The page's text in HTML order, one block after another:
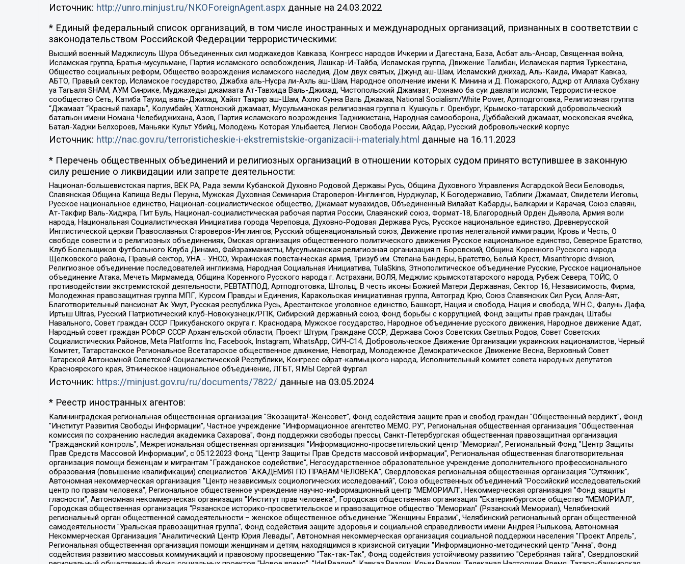
Источник: http://unro.minjust.ru/NKOForeignAgent.aspxданные на 24.03.2022
* Единый федеральный список организаций, в том числе иностранных и международных организаций, признанных в соответствии с
законодательством Российской Федерации террористическими:
Высший военный Маджлисуль Шура Объединенных сил моджахедов Кавказа, Конгресс народов Ичкерии и Дагестана, База, Асбат аль-Ансар, Священная война,
Исламская группа, Братья-мусульмане, Партия исламского освобождения, Лашкар-И-Тайба, Исламская группа, Движение Талибан, Исламская партия Туркестана,
Общество социальных реформ, Общество возрождения исламского наследия, Дом двух святых, Джунд аш-Шам, Исламский джихад, Аль-Каида, Имарат Кавказ,
АБТО, Правый сектор, Исламское государство, Джабха аль-Нусра ли-Ахль аш-Шам, Народное ополчение имени К. Минина и Д. Пожарского, Аджр от Аллаха Субхану
уа Тагьаля SHAM, АУМ Синрике, Муджахеды джамаата Ат-Тавхида Валь-Джихад, Чистопольский Джамаат, Рохнамо ба суи давлати исломи, Террористическое
сообщество Сеть, Катиба Таухид валь-Джихад, Хайят Тахрир аш-Шам, Ахлю Сунна Валь Джамаа, National Socialism/White Power, Артподготовка, Религиозная группа
“Джамаат “Красный пахарь”, Колумбайн, Хатлонский джамаат, Мусульманская религиозная группа п. Кушкуль г. Оренбург, Крымско-татарский добровольческий
батальон имени Номана Челебиджихана, Азов, Партия исламского возрождения Таджикистана, Народная самооборона, Дуббайский джамаат, московская ячейка,
Батал-Хаджи Белхороев, Маньяки Культ Убийц, Молодёжь Которая Улыбается, Легион Свобода России, Айдар, Русский добровольческий корпус
Источник: http://nac.gov.ru/terroristicheskie-i-ekstremistskie-organizacii-i-materialy.html данные на 16.11.2023
* Перечень общественных объединений и религиозных организаций в отношении которых судом принято вступившее в законную
силу решение о ликвидации или запрете деятельности:
Национал-большевистская партия, ВЕК РА, Рада земли Кубанской Духовно Родовой Державы Русь, Община Духовного Управления Асгардской Веси Беловодья,
Славянская Община Капища Веды Перуна, Мужская Духовная Семинария Староверов-Инглингов, Нурджулар, К Богодержавию, Таблиги Джамаат, Свидетели Иеговы,
Русское национальное единство, Национал-социалистическое общество, Джамаат мувахидов, Объединенный Вилайат Кабарды, Балкарии и Карачая, Союз славян,
Ат-Такфир Валь-Хиджра, Пит Буль, Национал-социалистическая рабочая партия России, Славянский союз, Формат-18, Благородный Орден Дьявола, Армия воли
народа, Национальная Социалистическая Инициатива города Череповца, Духовно-Родовая Держава Русь, Русское национальное единство, Древнерусской
Инглистической церкви Православных Староверов-Инглингов, Русский общенациональный союз, Движение против нелегальной иммиграции, Кровь и Честь, О
свободе совести и о религиозных объединениях, Омская организация общественного политического движения Русское национальное единство, Северное Братство,
Клуб Болельщиков Футбольного Клуба Динамо, Файзрахманисты, Мусульманская религиозная организация п. Боровский, Община Коренного Русского народа
Щелковского района, Правый сектор, УНА - УНСО, Украинская повстанческая армия, Тризуб им. Степана Бандеры, Братство, Белый Крест, Misanthropic division,
Религиозное объединение последователей инглиизма, Народная Социальная Инициатива, TulaSkins, Этнополитическое объединение Русские, Русское национальное
объединение Атака, Мечеть Мирмамеда, Община Коренного Русского народа г. Астрахани, ВОЛЯ, Меджлис крымскотатарского народа, Рубеж Севера, ТОЙС, О
противодействии экстремистской деятельности, РЕВТАТПОД, Артподготовка, Штольц, В честь иконы Божией Матери Державная, Сектор 16, Независимость, Фирма,
Молодежная правозащитная группа МПГ, Курсом Правды и Единения, Каракольская инициативная группа, Автоград Крю, Союз Славянских Сил Руси, Алля-Аят,
Благотворительный пансионат Ак Умут, Русская республика Русь, Арестантское уголовное единство, Башкорт, Нация и свобода, Нация и свобода, W.H.С., Фалунь Дафа,
Иртыш Ultras, Русский Патриотический клуб-Новокузнецк/РПК, Сибирский державный союз, Фонд борьбы с коррупцией, Фонд защиты прав граждан, Штабы
Навального, Совет граждан СССР Прикубанского округа г. Краснодара, Мужское государство, Народное объединение русского движения, Народное движение Адат,
Народный совет граждан РСФСР СССР Архангельской области, Проект Штурм, Граждане СССР, Держава Союз Советских Светлых Родов, Совет Советских
Социалистических Районов, Meta Platforms Inc, Facebook, Instagram, WhatsApp, СИЧ-С14, Добровольческое Движение Организации украинских националистов, Черный
Комитет, Татарстанское Региональное Всетатарское общественное движение, Невоград, Молодежное Демократическое Движение Весна, Верховный Совет
Татарской Автономной Советской Социалистической Республики, Конгресс ойрат-калмыцкого народа, Исполнительный комитет совета народных депутатов
Красноярского края, Этническое национальное объединение, ЛГБТ, Я.МЫ Сергей Фургал
Источник: https://minjust.gov.ru/ru/documents/7822/ данные на 03.05.2024
* Реестр иностранных агентов:
Калининградская региональная общественная организация "Экозащита!-Женсовет", Фонд содействия защите прав и свобод граждан "Общественный вердикт", Фонд "Институт Развития Свободы Информации", Частное учреждение "Информационное агентство МЕМО. РУ", Региональная общественная организация "Общественная комиссия по сохранению наследия академика Сахарова", Фонд поддержки свободы прессы, Санкт-Петербургская общественная правозащитная организация "Гражданский контроль", Межрегиональная общественная организация "Информационно-просветительский центр "Мемориал", Региональный Фонд "Центр Защиты Прав Средств Массовой Информации", с 05.12.2023 Фонд "Центр Защиты Прав Средств массовой информации", Региональная общественная благотворительная организация помощи беженцам и мигрантам "Гражданское содействие", Негосударственное образовательное учреждение дополнительного профессионального образования (повышение квалификации) специалистов "АКАДЕМИЯ ПО ПРАВАМ ЧЕЛОВЕКА", Свердловская региональная общественная организация "Сутяжник", Автономная некоммерческая организация "Центр независимых социологических исследований", Союз общественных объединений "Российский исследовательский центр по правам человека", Региональное общественное учреждение научно-информационный центр "МЕМОРИАЛ", Некоммерческая организация "Фонд защиты гласности", Автономная некоммерческая организация "Институт прав человека", Городская общественная организация "Екатеринбургское общество "МЕМОРИАЛ", Городская общественная организация "Рязанское историко-просветительское и правозащитное общество "Мемориал" (Рязанский Мемориал), Челябинский региональный орган общественной самодеятельности – женское общественное объединение "Женщины Евразии", Челябинский региональный орган общественной самодеятельности "Уральская правозащитная группа", Фонд содействия защите здоровья и социальной справедливости имени Андрея Рылькова, Автономная Некоммерческая Организация "Аналитический Центр Юрия Левады", Автономная некоммерческая организация социальной поддержки населения "Проект Апрель", Региональная общественная организация помощи женщинам и детям, находящимся в кризисной ситуации "Информационно-методический центр "Анна", Фонд содействия развитию массовых коммуникаций и правовому просвещению "Так-так-Так", Фонд содействия устойчивому развитию "Серебряная тайга", Свердловский региональный общественный фонд социальных проектов "Новое время", "Idel.Реалии", Кавказ.Реалии, Крым.Реалии, Телеканал Настоящее Время, Татаро-башкирская служба Радио Свобода (Azatliq Radiosi), Радио Свободная Европа/Радио Свобода (PCE/PC), "Сибирь.Реалии", "Фактограф", Благотворительный фонд помощи осужденным и их семьям, Автономная некоммерческая организация "Институт глобализации и социальных движений", Фонд "В защиту прав заключенных", Частное учреждение "Центр поддержки и содействия развитию средств массовой информации", Пензенский региональный общественный благотворительный фонд "Гражданский союз", "Север.Реалии", Некоммерческая организация Фонд "Правовая инициатива", Общество с ограниченной ответственностью "Радио Свободная Европа/Радио Свобода", Чешское информационное агентство "MEDIUM-ORIENT", Красноярская региональная общественная организация "Мы против СПИДа", Камалягин Денис Николаевич, Маркелов Сергей Евгеньевич, Пономарев Лев Александрович, Савицкая Людмила Алексеевна, Автономная некоммерческая организация "Центр по работе с проблемой насилия "НАСИЛИЮ.НЕТ", Межрегиональный профессиональный союз работников здравоохранения "Альянс врачей", Юридическое лицо, зарегистрированное в Латвийской Республике, SIA "Medusa Project" (регистрационный номер 40103797863, дата регистрации 10.06.2014), Некоммерческая организация "Фонд по борьбе с коррупцией", Автономная некоммерческая организация "Институт права и публичной политики", Баданин Роман Сергеевич, Гликин Максим Александрович, Железнова Мария Михайловна, Лукьянова Юлия Сергеевна, Маетная Елизавета Витальевна, Маняхин Петр Борисович, Чуракова Ольга Владимировна, Ярош Юлия Петровна, Юридическое лицо "The Insider SIA", зарегистрированное в Риге, Латвийская Республика (дата регистрации 26.06.2015), являющееся администратором доменного имени интернет-издания "The Insider SIA", https://theins.ru, Постернак Алексей Евгеньевич, Рубин Михаил Аркадьевич, Анин Роман Александрович, Юридическое лицо Istories fonds, зарегистрированное в Латвийской Республике (регистрационный номер 50008295751, дата регистрации 24.02.2020), Великовский Дмитрий Александрович, Долинина Ирина Николаевна, Мароховская Алеся Алексеевна, Шлейнов Роман Юрьевич, Шмагун Олеся Валентиновна, Общество с ограниченной ответственностью "Альтаир 2021", Общество с ограниченной ответственностью "Вега 2021", Общество с ограниченной ответственностью "Главный редактор 2021", Общество с ограниченной ответственностью "Ромашки монолит", Важенков Артем Валерьевич, Ивановская областная общественная организация "Центр гендерных исследований", Гурман Юрий Альбертович, Медиапроект "ОВД-Инфо", Егоров Владимир Владимирович, Жилинский Владимир Александрович, Общество с ограниченной ответственностью "ЗП", Иванова София Юрьевна, Карезина Инна Павловна, Кильтау Екатерина Викторовна, Петров Алексей Викторович, Пискунов Сергей Евгеньевич, Смирнов Сергей Сергеевич, Тихонов Михаил Сергеевич, Общество с ограниченной ответственностью "ЖУРНАЛИСТ-ИНОСТРАННЫЙ АГЕНТ", Арапова Галина Юрьевна, Вольтская Татьяна Анатольевна, Американская компания "Mason G.E.S. Anonymous Foundation" (США), являющаяся владельцем интернет-издания https://mnews.world/, Компания "Stichting Bellingcat", зарегистрированная в Нидерландах (дата регистрации 11.07.2018), Захаров Андрей Вячеславович, Клепиковская Екатерина Дмитриевна, Общество с ограниченной ответственностью "МЕМО", Перл Роман Александрович, Симонов Евгений Алексеевич, Соловьева Елена Анатольевна, Сотников Даниил Владимирович, Сурначева Елизавета Дмитриевна, Автономная некоммерческая организация по защите прав человека и информированию населения "Якутия – Наше Мнение", Общество с ограниченной ответственностью "Москоу диджитал медиа", с 26.01.2023 Общество с ограниченной ответственностью "Чайка Белые сады", Ветошкина Валерия Валерьевна, Заговора Максим Александрович, Межрегиональное общественное движение "Российская ЛГБТ - сеть", Оленичев Максим Владимирович, Павлов Иван Юрьевич, Скворцова Елена Сергеевна, Общество с ограниченной ответственностью "Как бы инагент", Кочетков Игорь Викторович, Общество с ограниченной ответственностью "Честные выборы", Еланчик Олег Александрович, Общество с ограниченной ответственностью "Нобелевский призыв", Гималова Регина Эмилевна, Григорьев Андрей Валерьевич, Григорьева Алина Александровна, Ассоциация по содействию защите прав призывников, альтернативнослужащих и военнослужащих "Правозащитная группа "Гражданин.Армия.Право", Хисамова Регина Фаритовна, Автономная некоммерческая организация по реализации социально-правовых программ "Лилит", Дальневосточное общественное движение "Маяк", Санкт-Петербургская ЛГБТ-инициативная группа "Выход", Инициативная группа ЛГБТ+ "Реверс", Алексеев Андрей Викторович, Бекбулатова Таисия Львовна, Беляев Иван Михайлович, Владыкина Елена Сергеевна, Гельман Марат Александрович, Никульшина Вероника Юрьевна, Толоконникова Надежда Андреевна, Шендерович Виктор Анатольевич, Общество с ограниченной ответственностью "Данное сообщение", Общество с ограниченной ответственностью Издательский дом "Новая глава", Айнбиндер Александра Александровна, Московский комьюнити-центр для ЛГБТ+инициатив, Благотворительный фонд развития филантропии, Deutsche Welle (Германия, Kurt-Schumacher-Strasse 3, 53113 Bonn), Борзунова Мария Михайловна, Воробьев Виктор Викторович, Голубева Анна Львовна, Константинова Алла Михайловна, Малкова Ирина Владимировна, Мурадов Мурад Абдулгалимович, Осетинская Елизавета Николаевна, Понасенков Евгений Николаевич, Ганапольский Матвей Юрьевич, Киселев Евгений Алексеевич, Борухович Ирина Григорьевна, Дремин Иван Тимофеевич, Дубровский Дмитрий Викторович, Красноярская региональная общественная организация поддержки и развития альтернативных образовательных технологий и межкультурных коммуникаций "ИНТЕРРА", Маяковская Екатерина Алексеевна, Фейгин Марк Захарович, Филимонов Андрей Викторович, Дзугкоева Регина Николаевна, Доброхотов Роман Александрович, Дудь Юрий Александрович, Елкин Сергей Владимирович, Кругликов Кирилл Игоревич, Сабунаева Мария Леонидовна, Семенов Алексей Владимирович, Шаинян Карен Багратович, Шульман Екатерина Михайловна, Асафьев Артур Валерьевич, Вахштайн Виктор Семенович, Венедиктов Алексей Алексеевич, Лушникова Екатерина Евгеньевна, Волков Леонид Михайлович, Невзоров Александр Глебович, Пархоменко Сергей Борисович, Сироткин Ярослав Николаевич, Кара-Мурза Владимир Владимирович, Баранова Наталья Владимировна, Гозман Леонид Яковлевич, Кагарлицкий Борис Юльевич, Климарев Михаил Валерьевич, Милов Владимир Станиславович, Автономная некоммерческая организация Краснодарский центр современного искусства "Типография", Моргенштерн Алишер Тагирович, Соболь Любовь Эдуардовна, Общество с ограниченной ответственностью "ЛИЗА НОРМ", Каспаров Гарри Кимович, Ходорковский Михаил Борисович, Общество с ограниченной ответственностью "Апрельские тезисы", Данилович Ирина Брониславовна, Кашин Олег Владимирович, Петров Николай Владимирович, Пивоваров Алексей Владимирович, Соколов Михаил Владимирович, Цветкова Юлия Владимировна, Чичваркин Евгений Александрович, Комитет против пыток/Команда против пыток, Общество с ограниченной ответственностью "Первый научный", Общество с ограниченной ответственностью "Вертолет и ко", Белоцерковская Вероника Борисовна, Кац Максим Евгеньевич, Лазарева Татьяна Юрьевна, Шаведдинов Руслан Табризович, Яшин Илья Валерьевич, Общество с ограниченной ответственностью "Иноагент ААВ", Алешковский Дмитрий Петрович, Альбац Евгения Марковна, Быков Дмитрий Львович, Галямина Юлия Евгеньевна, Лойко Сергей Леонидович, Мартынов Кирилл Константинович, Медведев Сергей Александрович, Крашенинников Федор Геннадиевич, Гордеева Катерина Вл